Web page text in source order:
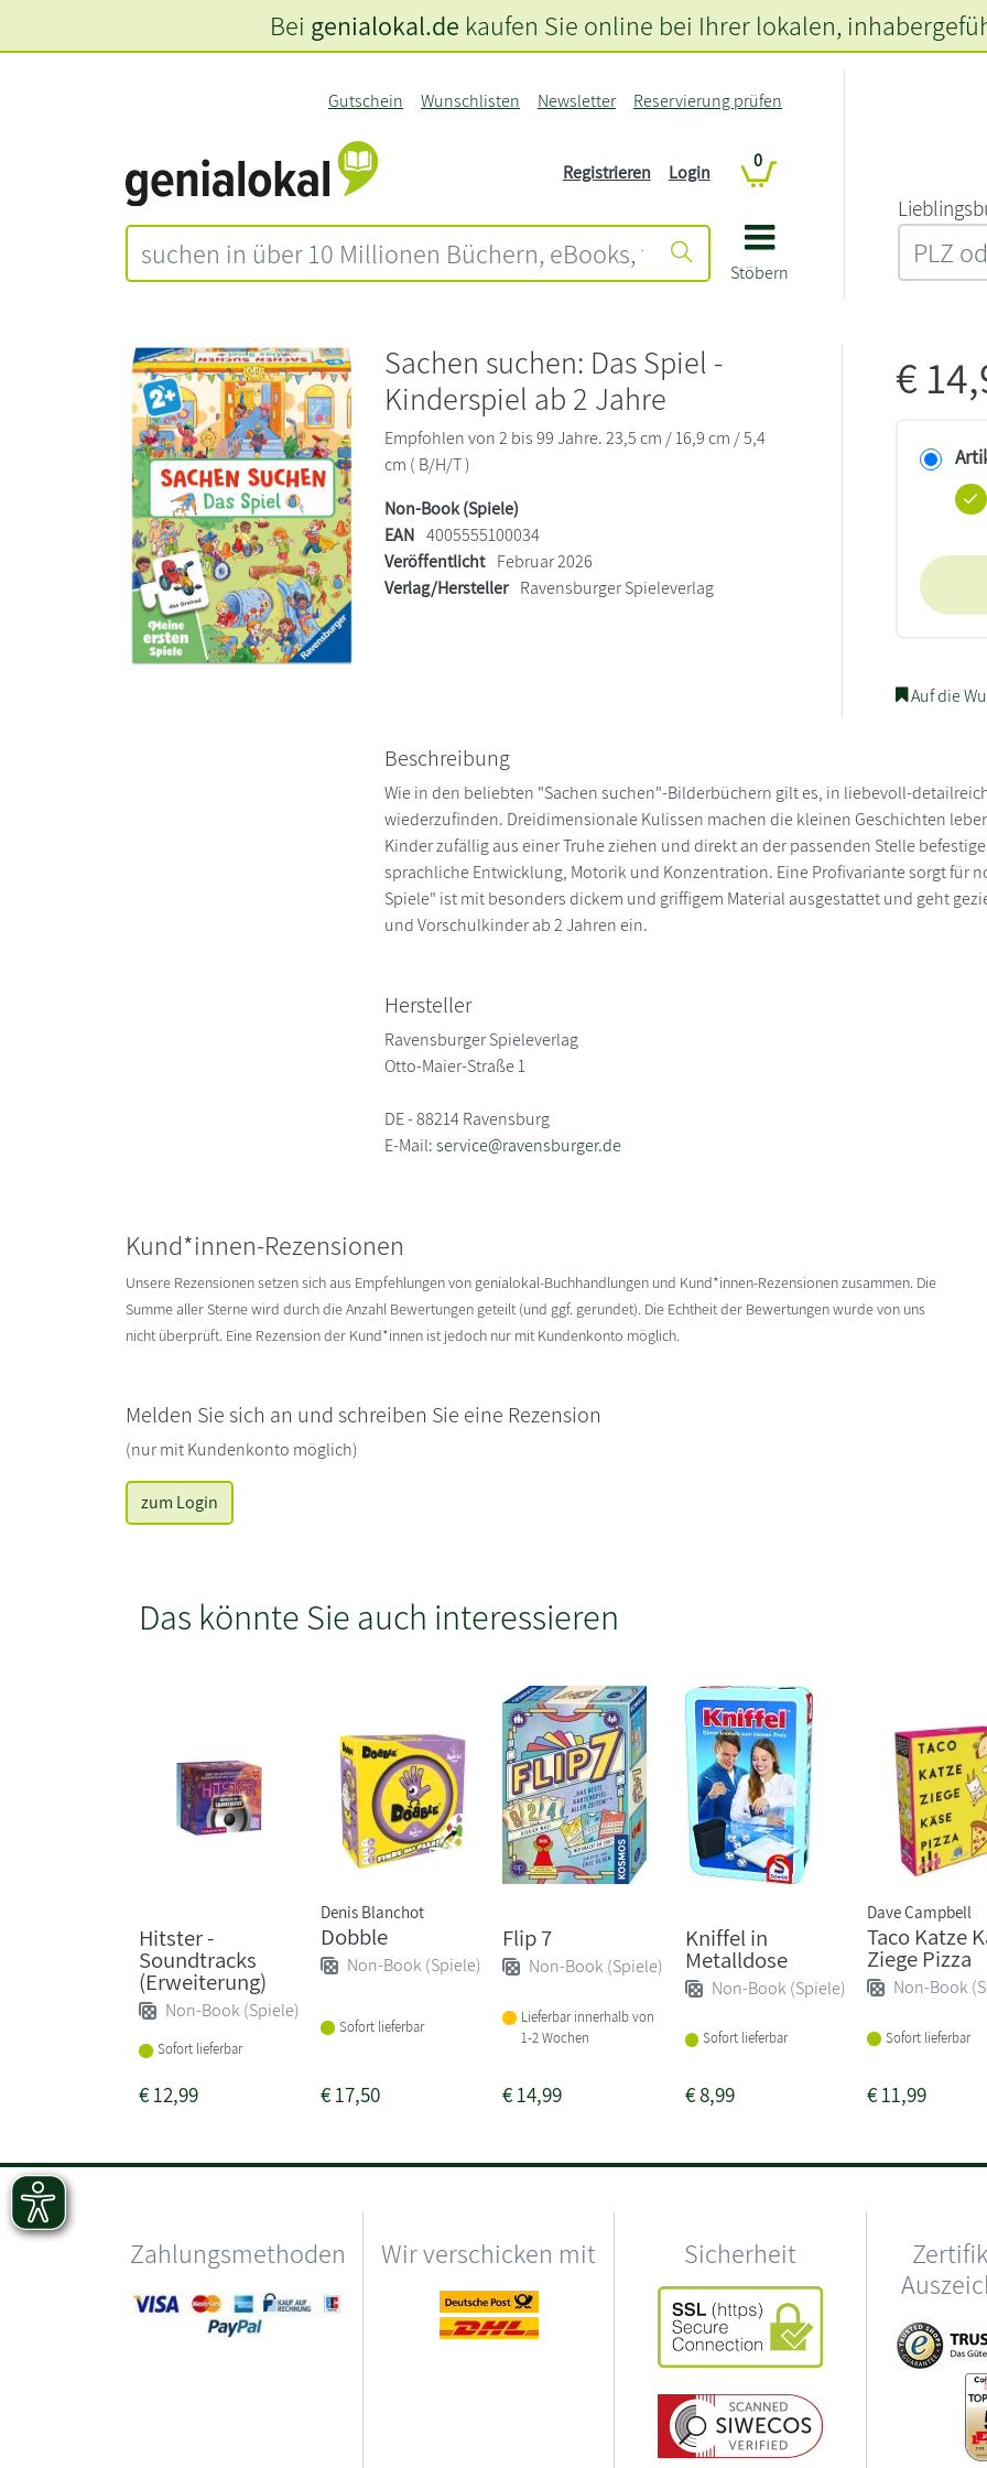
Stöbern
Gutschein Wunschlisten Newsletter Reservierung prüfen
Registrieren Login
0
Bei genialokal.de kaufen Sie online bei Ihrer lokalen,
Sachen suchen: Das Spiel -
Kinderspiel ab 2 Jahre
Empfohlen von 2 bis 99 Jahre. 23,5 cm / 16,9 cm / 5,4
cm ( B/H/T )
Non-Book (Spiele)
EAN 4005555100034
Veröffentlicht Februar 2026
Verlag/Hersteller Ravensburger Spieleverlag
€
Auf die
Beschreibung
Wie in den beliebten "Sachen suchen"-Bilderbüchern gilt es, in liebevoll-
wiederzufinden. Dreidimensionale Kulissen machen die kleinen Geschichten
Kinder zufällig aus einer Truhe ziehen und direkt an der passenden Stelle
sprachliche Entwicklung, Motorik und Konzentration. Eine Profivariante sorgt für
Spiele" ist mit besonders dickem und griffigem Material ausgestattet und geht
und Vorschulkinder ab 2 Jahren ein.
Hersteller
Ravensburger Spieleverlag
Otto-Maier-Straße 1
DE - 88214 Ravensburg
E-Mail:service@ravensburger.de
Kund*innen-Rezensionen
Unsere Rezensionen setzen sich aus Empfehlungen von genialokal-Buchhandlungen und Kund*innen-Rezensionen zusammen. Die
Summe aller Sterne wird durch die Anzahl Bewertungen geteilt (und ggf. gerundet). Die Echtheit der Bewertungen wurde von uns
nicht überprüft. Eine Rezension der Kund*innen ist jedoch nur mit Kundenkonto möglich.
Melden Sie sich an und schreiben Sie eine Rezension
(nur mit Kundenkonto möglich)
zum Login
Das könnte Sie auch interessieren
Hitster -
Soundtracks
(Erweiterung)
Non-Book (Spiele)
Sofort lieferbar
€12,99
Denis Blanchot
Dobble
Non-Book (Spiele)
Sofort lieferbar
€17,50
Flip 7
Non-Book (Spiele)
Lieferbar innerhalb von
1-2 Wochen
€14,99
Kniffel in
Metalldose
Non-Book (Spiele)
Sofort lieferbar
€8,99
Dave Campbell
Taco Katze
Ziege Pizza
Non-Book
Sofort lieferbar
€11,99
Zahlungsmethoden Wir verschicken mit Sicherheit